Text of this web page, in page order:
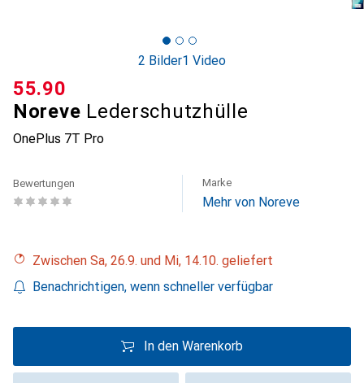
2 Bilder1 Video
Noreve Lederschutzhülle
OnePlus 7T Pro
CHF
55.90
Bewertungen Marke
Mehr von Noreve
Zwischen Sa, 26.9. und Mi, 14.10. geliefert
Benachrichtigen, wenn schneller verfügbar
In den Warenkorb